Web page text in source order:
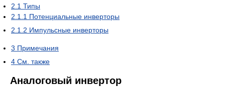
2.1 Типы
2.1.1 Потенциальные инверторы
2.1.2 Импульсные инверторы
3 Примечания
4 См. также
Аналоговый инвертор